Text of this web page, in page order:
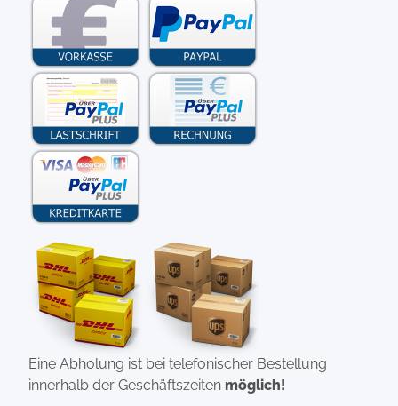
Eine Abholung ist bei telefonischer Bestellung
innerhalb der Geschäftszeiten möglich!